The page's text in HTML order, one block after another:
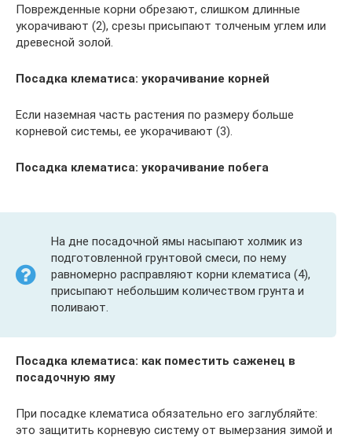
Поврежденные корни обрезают, слишком длинные
укорачивают (2), срезы присыпают толченым углем или
древесной золой.
Посадка клематиса: укорачивание корней
Если наземная часть растения по размеру больше
корневой системы, ее укорачивают (3).
Посадка клематиса: укорачивание побега
На дне посадочной ямы насыпают холмик из
подготовленной грунтовой смеси, по нему
равномерно расправляют корни клематиса (4),
присыпают небольшим количеством грунта и
поливают.
Посадка клематиса: как поместить саженец в
посадочную яму
При посадке клематиса обязательно его заглубляйте:
это защитить корневую систему от вымерзания зимой и